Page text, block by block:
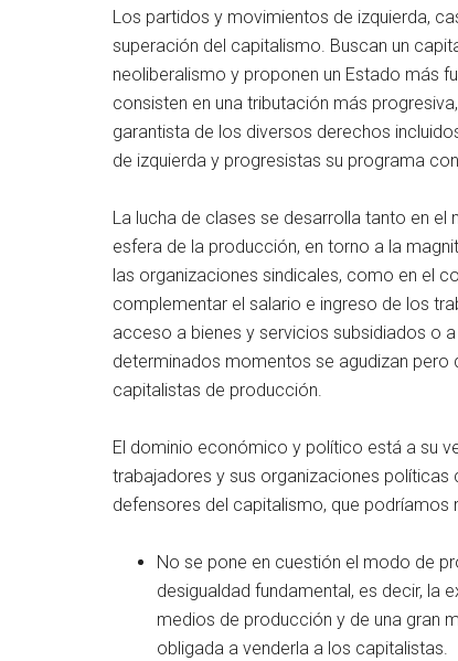
Los partidos y movimientos de izquierda,
superación del capitalismo. Buscan un
neoliberalismo y proponen un Estado más
consisten en una tributación más
garantista de los diversos derechos
de izquierda y progresistas su programa
La lucha de clases se desarrolla tanto en
esfera de la producción, en torno a la
las organizaciones sindicales, como en el
complementar el salario e ingreso de los
acceso a bienes y servicios subsidiados o
determinados momentos se agudizan
capitalistas de producción.
El dominio económico y político está a su
trabajadores y sus organizaciones
defensores del capitalismo, que
No se pone en cuestión el modo de
desigualdad fundamental, es decir, la
medios de producción y de una gran
obligada a venderla a los capitalistas.